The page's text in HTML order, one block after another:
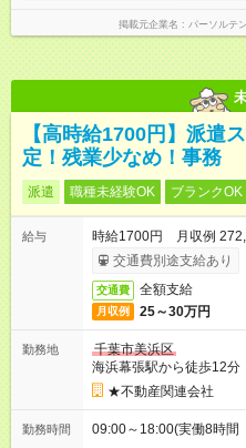
掲載元企業名 パーソルテ
【高時給1700円】派遣
定！残業少なめ！事務
派遣 職種未経験OK ブランクOK
給与
時給1700円 月収例
交通費別途支給あり
交通費 全額支給
月収例 25～30万円
勤務地
千葉市美浜区
海浜幕張駅から徒歩12分
★不動産関連会社
勤務時間 09:00～18:00(実働8時